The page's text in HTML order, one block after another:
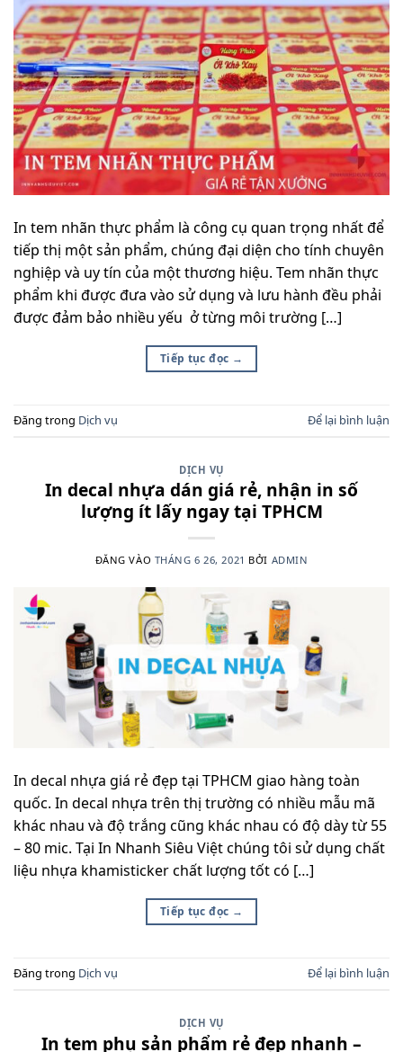
In tem nhãn thực phẩm là công cụ quan trọng nhất để
tiếp thị một sản phẩm, chúng đại diện cho tính chuyên
nghiệp và uy tín của một thương hiệu. Tem nhãn thực
phẩm khi được đưa vào sử dụng và lưu hành đều phải
được đảm bảo nhiều yếu ở từng môi trường […]
Tiếp tục đọc →
Đăng trong Dịch vụ Để lại bình luận
DỊCH VỤ
In decal nhựa dán giá rẻ, nhận in số
lượng ít lấy ngay tại TPHCM
ĐĂNG VÀO THÁNG 6 26, 2021 BỞI ADMIN
In decal nhựa giá rẻ đẹp tại TPHCM giao hàng toàn
quốc. In decal nhựa trên thị trường có nhiều mẫu mã
khác nhau và độ trắng cũng khác nhau có độ dày từ 55
– 80 mic. Tại In Nhanh Siêu Việt chúng tôi sử dụng chất
liệu nhựa khamisticker chất lượng tốt có […]
Tiếp tục đọc →
Đăng trong Dịch vụ Để lại bình luận
DỊCH VỤ
In tem phụ sản phẩm rẻ đẹp nhanh –